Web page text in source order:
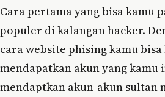
Cara pertama yang bisa kamu
populer di kalangan hacker.
cara website phising kamu bisa
mendapatkan akun yang kamu
mendaptkan akun-akun sultan